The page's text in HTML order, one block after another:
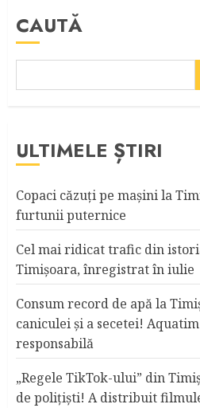
CAUTĂ
ULTIMELE ȘTIRI
Copaci căzuţi pe maşini la
furtunii puternice
Cel mai ridicat trafic din
Timişoara, înregistrat în iulie
Consum record de apă la
caniculei şi a secetei!
responsabilă
„Regele TikTok-ului” din
de poliţişti! A distribuit